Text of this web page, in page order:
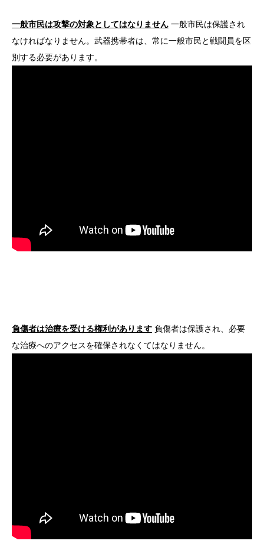
一般市民は攻撃の対象としてはなりません 一般市民は保護され
なければなりません。武器携帯者は、常に一般市民と戦闘員を区
別する必要があります。
負傷者は治療を受ける権利があります 負傷者は保護され、必要
な治療へのアクセスを確保されなくてはなりません。